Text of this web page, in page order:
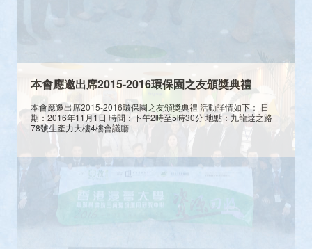
本會應邀出席2015-2016環保園之友頒獎典禮
本會應邀出席2015-2016環保園之友頒獎典禮 活動詳情如下： 日
期：2016年11月1日 時間：下午2時至5時30分 地點：九龍逹之路
78號生產力大樓4樓會議廳